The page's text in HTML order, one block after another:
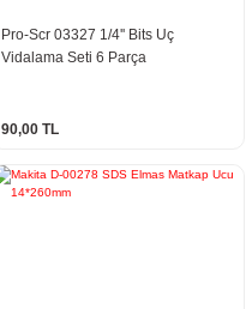
Pro-Scr 03327 1/4'' Bits Uç
Vidalama Seti 6 Parça
90,00 TL